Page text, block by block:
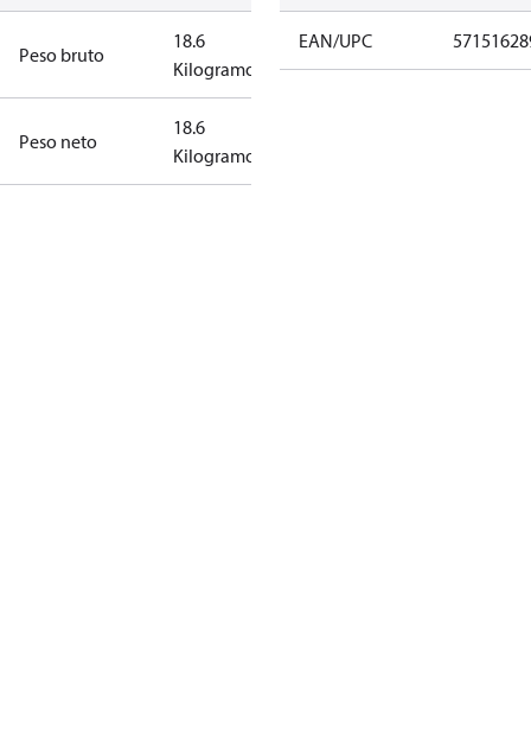
Peso bruto
18.6
Kilogramo
Peso neto
18.6
Kilogramo
EAN/UPC